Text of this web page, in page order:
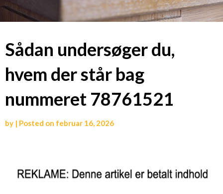
Sådan undersøger du,
hvem der står bag
nummeret 78761521
by | Posted on februar 16, 2026